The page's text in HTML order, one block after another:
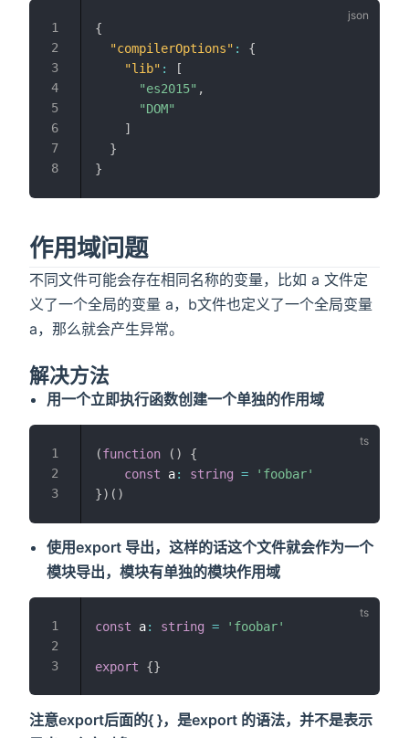
{
"compilerOptions" :
{
"lib" :
[
"es2015" ,
"DOM"
]
}
}
作用域问题
不同文件可能会存在相同名称的变量，比如 a 文件定
义了一个全局的变量 a，b文件也定义了一个全局变量
a，那么就会产生异常。
解决方法
用一个立即执行函数创建一个单独的作用域
(function ( )
{
const a: string =
'foobar'
}) ( )
使用export 导出，这样的话这个文件就会作为一个
模块导出，模块有单独的模块作用域
const a: string = 'foobar'
export {}
注意export后面的{ }，是export 的语法，并不是表示